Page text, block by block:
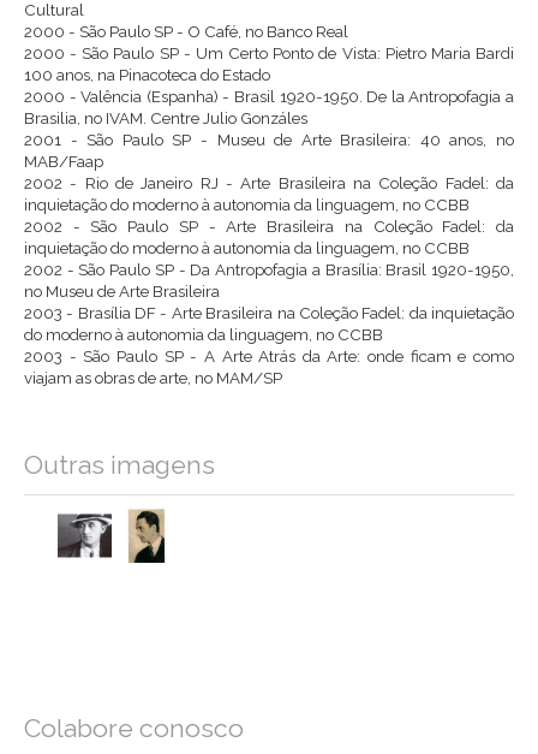
Cultural
2000 - São Paulo SP - O Café, no Banco Real
2000 - São Paulo SP - Um Certo Ponto de Vista: Pietro Maria Bardi
100 anos, na Pinacoteca do Estado
2000 - Valência (Espanha) - Brasil 1920-1950. De la Antropofagia a
Brasilia, no IVAM. Centre Julio Gonzáles
2001 - São Paulo SP - Museu de Arte Brasileira: 40 anos, no
MAB/Faap
2002 - Rio de Janeiro RJ - Arte Brasileira na Coleção Fadel: da
inquietação do moderno à autonomia da linguagem, no CCBB
2002 - São Paulo SP - Arte Brasileira na Coleção Fadel: da
inquietação do moderno à autonomia da linguagem, no CCBB
2002 - São Paulo SP - Da Antropofagia a Brasília: Brasil 1920-1950,
no Museu de Arte Brasileira
2003 - Brasília DF - Arte Brasileira na Coleção Fadel: da inquietação
do moderno à autonomia da linguagem, no CCBB
2003 - São Paulo SP - A Arte Atrás da Arte: onde ficam e como
viajam as obras de arte, no MAM/SP
Outras imagens
Colabore conosco